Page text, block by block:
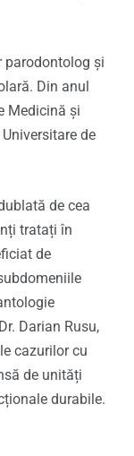
parodontolog și
Din anul
Medicină și
de
de cea
tratați în
de
Darian Rusu,
cazurilor cu
de unități
durabile.